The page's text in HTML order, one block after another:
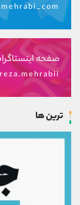
صفحه
ترین ها